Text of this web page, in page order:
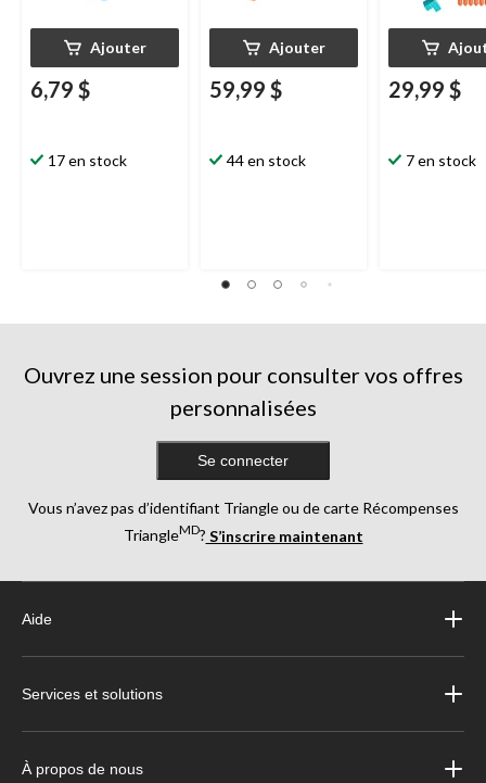
Ajouter
6,79 $
17 en stock
Ajouter
59,99 $
44 en stock
29,99 $
7 en stock
Ouvrez une session pour consulter vos offres
personnalisées
Se connecter
Vous n’avez pas d’identifiant Triangle ou de carte Récompenses
TriangleMD? S’inscrire maintenant
Aide
Services et solutions
À propos de nous